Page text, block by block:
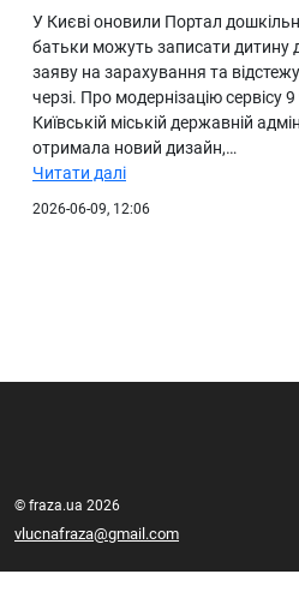
Про нас
У Києві оновили Портал
батьки можуть записати дитину
заяву на зарахування та
черзі. Про модернізацію сервісу
Київській міській державній
отримала новий дизайн,…
Читати далі
2026-06-09, 12:06
© fraza.ua 2026
vlucnafraza@gmail.com